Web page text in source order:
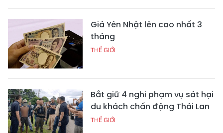
Giá Yên Nhật lên cao nhất 3
tháng
THẾ GIỚI
Bắt giữ 4 nghi phạm vụ sát hại
du khách chấn động Thái Lan
THẾ GIỚI